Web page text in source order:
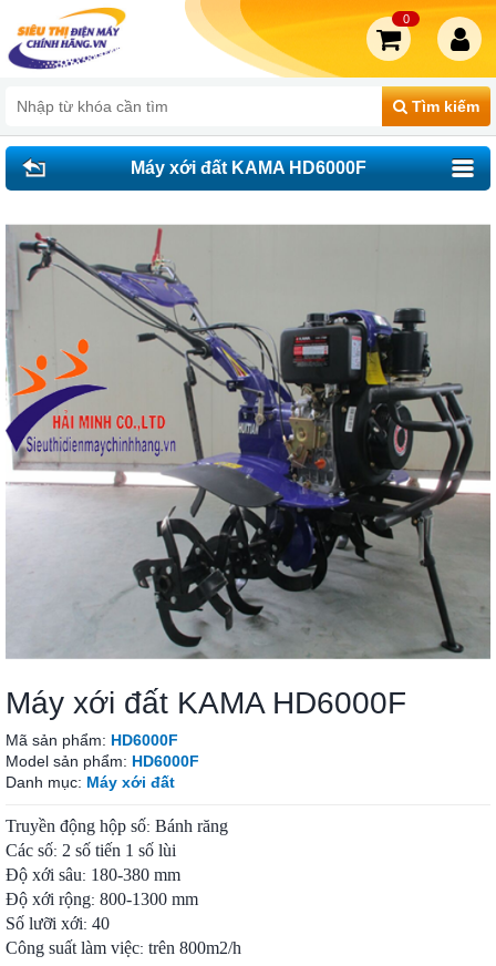
Tìm kiếm
0
Máy xới đất KAMA HD6000F
Máy xới đất KAMA HD6000F
Mã sản phẩm: HD6000F
Model sản phẩm: HD6000F
Danh mục: Máy xới đất
Truyền động hộp số: Bánh răng
Các số: 2 số tiến 1 số lùi
Độ xới sâu: 180-380 mm
Độ xới rộng: 800-1300 mm
Số lưỡi xới: 40
Công suất làm việc: trên 800m2/h